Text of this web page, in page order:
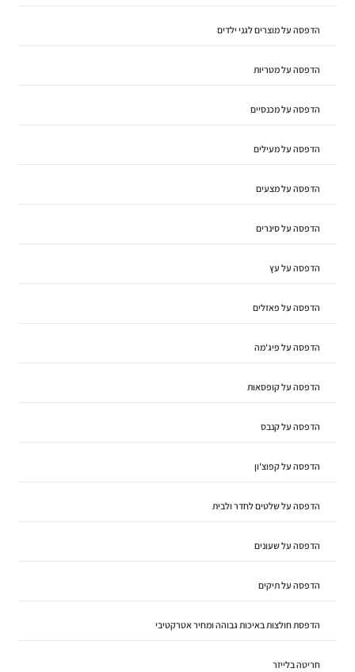
הדפסה על מוצרים לגני ילדים
הדפסה על מטריות
הדפסה על מכנסיים
הדפסה על מעילים
הדפסה על מצעים
הדפסה על סינרים
הדפסה על עץ
הדפסה על פאזלים
הדפסה על פיג'מה
הדפסה על קופסאות
הדפסה על קנבס
הדפסה על קפוצ'ון
הדפסה על שלטים לחדר ולבית
הדפסה על שעונים
הדפסה על תיקים
הדפסת חולצות באיכות גבוהה ומחיר אטרקטיבי
חריטה בלייזר